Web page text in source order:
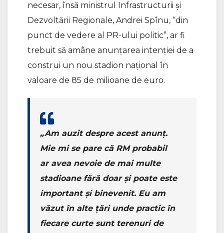
necesar, însă ministrul Infrastructurii și
Dezvoltării Regionale, Andrei Spînu, “din
punct de vedere al PR-ului politic”, ar fi
trebuit să amâne anunțarea intenției de a
construi un nou stadion național în
valoare de 85 de milioane de euro.
„Am auzit despre acest anunț.
Mie mi se pare că RM probabil
ar avea nevoie de mai multe
stadioane fără doar și poate este
important și binevenit. Eu am
văzut în alte țări unde practic în
fiecare curte sunt terenuri de